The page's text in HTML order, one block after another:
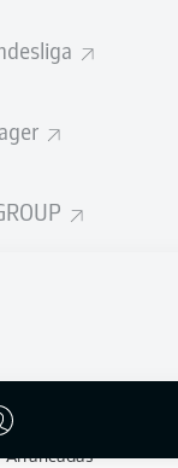
Arrancadas